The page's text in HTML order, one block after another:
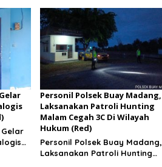
Desa Aman Jaya
Gelar
Personil Polsek Buay Madang,
Laksanakan Patroli Hunting
Malam Cegah 3C Di Wilayah
Hukum (Red)
Personil Polsek Buay Madang,
Laksanakan Patroli Hunting